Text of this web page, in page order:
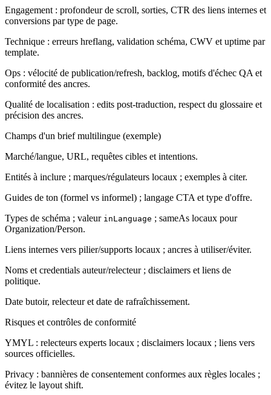
Engagement : profondeur de scroll, sorties, CTR des liens internes et
conversions par type de page.
Technique : erreurs hreflang, validation schéma, CWV et uptime par
template.
Ops : vélocité de publication/refresh, backlog, motifs d'échec QA et
conformité des ancres.
Qualité de localisation : edits post-traduction, respect du glossaire et
précision des ancres.
Champs d'un brief multilingue (exemple)
Marché/langue, URL, requêtes cibles et intentions.
Entités à inclure ; marques/régulateurs locaux ; exemples à citer.
Guides de ton (formel vs informel) ; langage CTA et type d'offre.
Types de schéma ; valeur inLanguage ; sameAs locaux pour
Organization/Person.
Liens internes vers pilier/supports locaux ; ancres à utiliser/éviter.
Noms et credentials auteur/relecteur ; disclaimers et liens de
politique.
Date butoir, relecteur et date de rafraîchissement.
Risques et contrôles de conformité
YMYL : relecteurs experts locaux ; disclaimers locaux ; liens vers
sources officielles.
Privacy : bannières de consentement conformes aux règles locales ;
évitez le layout shift.